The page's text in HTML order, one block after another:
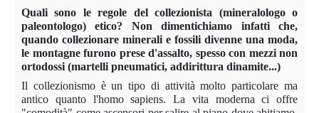
Quali sono le regole del collezionista (mineralologo o
paleontologo) etico? Non dimentichiamo infatti che,
quando collezionare minerali e fossili divenne una moda,
le montagne furono prese d'assalto, spesso con mezzi non
ortodossi (martelli pneumatici, addirittura dinamite...)
Il collezionismo è un tipo di attività molto particolare ma
antico quanto l'homo sapiens. La vita moderna ci offre